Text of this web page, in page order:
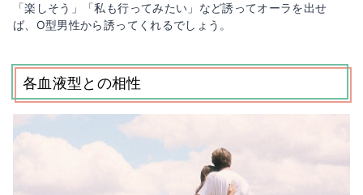
「楽しそう」「私も行ってみたい」など誘ってオーラを出せ
ば、O型男性から誘ってくれるでしょう。
各血液型との相性